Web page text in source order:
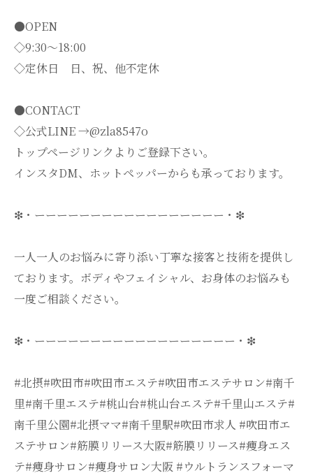
●OPEN
◇9:30～18:00
◇定休日 日、祝、他不定休
●CONTACT
◇公式LINE →@zla8547o
トップページリンクよりご登録下さい。
インスタDM、ホットペッパーからも承っております。
❇・ーーーーーーーーーーーーーーーーー・❇
一人一人のお悩みに寄り添い丁寧な接客と技術を提供し
ております。ボディやフェイシャル、お身体のお悩みも
一度ご相談ください。
❇・ーーーーーーーーーーーーーーーーーー・❇
#北摂#吹田市#吹田市エステ#吹田市エステサロン#南千
里#南千里エステ#桃山台#桃山台エステ#千里山エステ#
南千里公園#北摂ママ#南千里駅#吹田市求人 #吹田市エ
ステサロン#筋膜リリース大阪#筋膜リリース#痩身エス
テ#痩身サロン#痩身サロン大阪 #ウルトランスフォーマ